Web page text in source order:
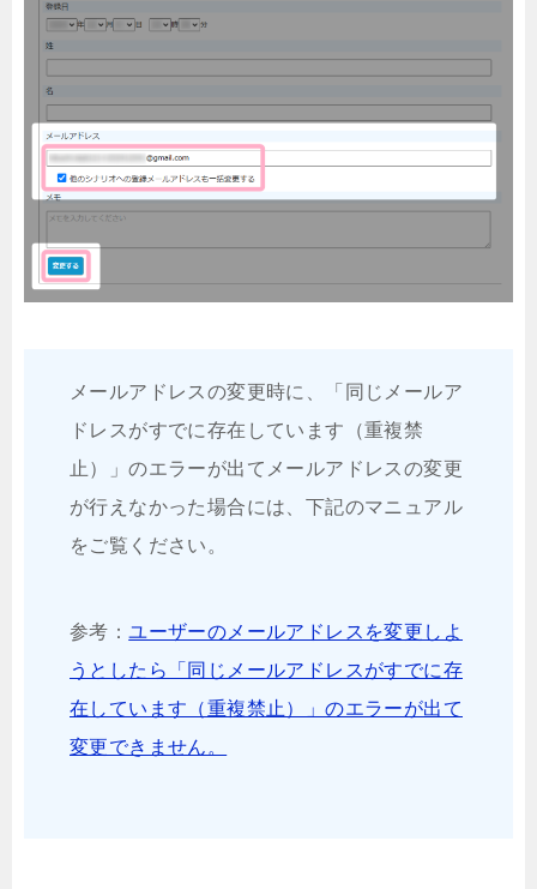
メールアドレスの変更時に、「同じメールア
ドレスがすでに存在しています（重複禁
止）」のエラーが出てメールアドレスの変更
が行えなかった場合には、下記のマニュアル
をご覧ください。
参考：ユーザーのメールアドレスを変更しよ
うとしたら「同じメールアドレスがすでに存
在しています（重複禁止）」のエラーが出て
変更できません。